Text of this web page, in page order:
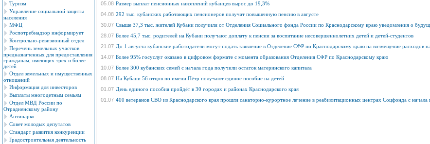
Туризм
Управление социальной защиты
населения
МФЦ
Роспотребнадзор информирует
Контрольно-ревизионный отдел
Перечень земельных участков
предназначенных для предоставления
гражданам, имеющих трех и более
детей
Отдел земельных и имущественных
отношений
Информация для инвесторов
Выплаты многодетным семьям
Отдел МВД России по
Отрадненскому району
Антинарко
Совет молодых депутатов
Стандарт развития конкуренции
Градостроительная деятельность
05.08 Размер выплат пенсионных накоплений кубанцев вырос до 19,3%
04.08 292 тыс. кубанских работающих пенсионеров получат повышенную пенсию в августе
30.07 Свыше 37,3 тыс. жителей Кубани получили от Отделения Социального фонда России по Краснодарскому краю уведомления о
28.07 Более 45,7 тыс. родителей на Кубани получают доплату к пенсии за воспитание несовершеннолетних детей и детей-студентов
21.07 До 1 августа кубанские работодатели могут подать заявление в Отделение СФР по Краснодарскому краю на возмещение расходов
14.07 Более 95% госуслуг оказано в цифровом формате с момента образования Отделения СФР по Краснодарскому краю
10.07 Более 300 кубанских семей с начала года получили остаток материнского капитала
08.07 На Кубани 56 отцов по имени Пётр получают единое пособие на детей
01.07 День единого пособия пройдёт в 30 городах и районах Краснодарского края
01.07 400 ветеранов СВО из Краснодарского края прошли санаторно-курортное лечение в реабилитационных центрах Соцфонда с начала